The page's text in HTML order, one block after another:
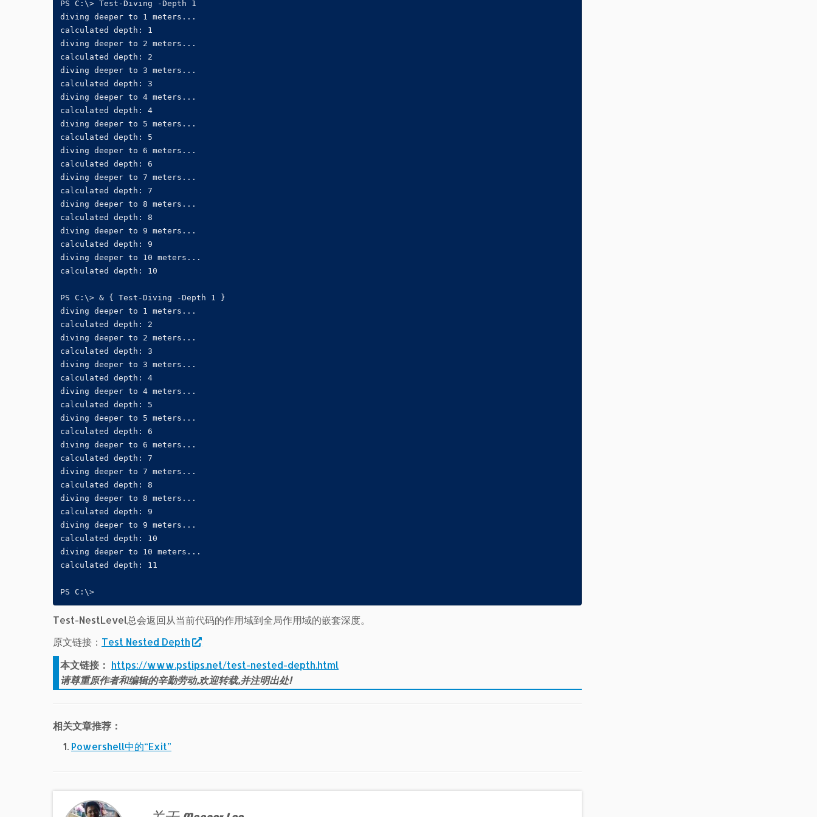
PS C:\> Test-Diving -Depth 1
diving deeper to 1 meters...
calculated depth: 1
diving deeper to 2 meters...
calculated depth: 2
diving deeper to 3 meters...
calculated depth: 3
diving deeper to 4 meters...
calculated depth: 4
diving deeper to 5 meters...
calculated depth: 5
diving deeper to 6 meters...
calculated depth: 6
diving deeper to 7 meters...
calculated depth: 7
diving deeper to 8 meters...
calculated depth: 8
diving deeper to 9 meters...
calculated depth: 9
diving deeper to 10 meters...
calculated depth: 10
PS C:\> & { Test-Diving -Depth 1 }
diving deeper to 1 meters...
calculated depth: 2
diving deeper to 2 meters...
calculated depth: 3
diving deeper to 3 meters...
calculated depth: 4
diving deeper to 4 meters...
calculated depth: 5
diving deeper to 5 meters...
calculated depth: 6
diving deeper to 6 meters...
calculated depth: 7
diving deeper to 7 meters...
calculated depth: 8
diving deeper to 8 meters...
calculated depth: 9
diving deeper to 9 meters...
calculated depth: 10
diving deeper to 10 meters...
calculated depth: 11
PS C:\>
Test-NestLevel总会返回从当前代码的作用域到全局作用域的嵌套深度。
原文链接： Test Nested Depth
本文链接： https://www.pstips.net/test-nested-depth.html
请尊重原作者和编辑的辛勤劳动,欢迎转载,并注明出处!
相关文章推荐：
Powershell中的“Exit”